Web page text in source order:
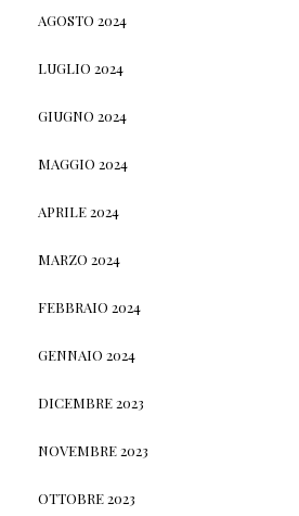
AGOSTO 2024
LUGLIO 2024
GIUGNO 2024
MAGGIO 2024
APRILE 2024
MARZO 2024
FEBBRAIO 2024
GENNAIO 2024
DICEMBRE 2023
NOVEMBRE 2023
OTTOBRE 2023